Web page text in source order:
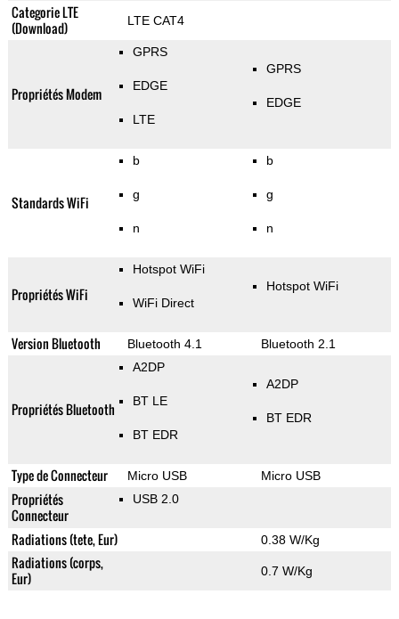
Categorie LTE
(Download)
LTE CAT4
Propriétés Modem
GPRS
EDGE
LTE
GPRS
EDGE
Standards WiFi
b
g
n
b
g
n
Propriétés WiFi
Hotspot WiFi
WiFi Direct
Hotspot WiFi
Version Bluetooth Bluetooth 4.1 Bluetooth 2.1
Propriétés Bluetooth
A2DP
BT LE
BT EDR
A2DP
BT EDR
Type de Connecteur Micro USB Micro USB
Propriétés
Connecteur
USB 2.0
Radiations (tete, Eur) 0.38 W/Kg
Radiations (corps,
Eur)
0.7 W/Kg